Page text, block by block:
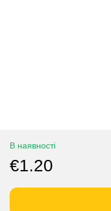
В наявності
€1.20